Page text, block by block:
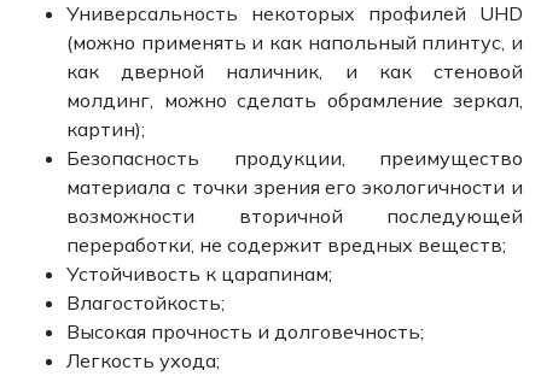
Универсальность некоторых профилей UHD
(можно применять и как напольный плинтус, и
как дверной наличник, и как стеновой
молдинг, можно сделать обрамление зеркал,
картин);
Безопасность продукции, преимущество
материала с точки зрения его экологичности и
возможности вторичной последующей
переработки, не содержит вредных веществ;
Устойчивость к царапинам;
Влагостойкость;
Высокая прочность и долговечность;
Легкость ухода;